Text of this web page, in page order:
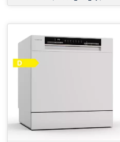
1380 W, 6 teríték, F
dB, nyomógombos vezérlés